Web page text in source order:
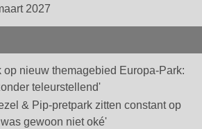
2027
op nieuw themagebied Europa-Park:
teleurstellend'
& Pip-pretpark zitten constant op
gewoon niet oké'